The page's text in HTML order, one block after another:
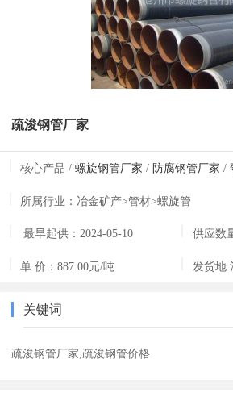
疏浚钢管厂家
核心产品 /螺旋钢管厂家 / 防腐钢管厂家 /
/直缝钢管厂家/焊接钢管厂家/出口螺旋
所属行业： 冶金矿产>管材>螺旋管
最早起供： 2024-05-10
16:51:52
供应数
单 价：887.00元/吨 发货地:
关键词
疏浚钢管厂家,疏浚钢管价格